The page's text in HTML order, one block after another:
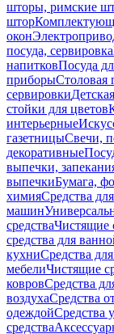
шторы, римские
штор
окон
посуда, сервировка
напитковПосуда
приборыСтоловая
сервировки
стойки для цветов
интерьерные
газетницыСвечи,
декоративные
выпечки,
выпечкиБумага,
химияСредства
машин
средстваЧистящие
средства для
кухниСредства
мебелиЧистящие
ковровСредства
воздухаСредства
одеждойСредства
средства